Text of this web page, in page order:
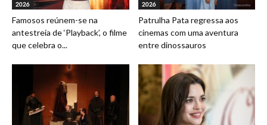
2026
Famosos reúnem-se na
antestreia de ‘Playback’, o filme
que celebra o...
2026
Patrulha Pata regressa aos
cinemas com uma aventura
entre dinossauros